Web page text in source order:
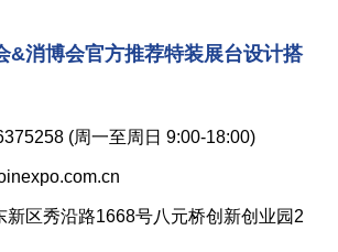
&消博会官方推荐特装展台设计搭
(周一至周日 9:00-18:00)
新区秀沿路1668号八元桥创新创业园2